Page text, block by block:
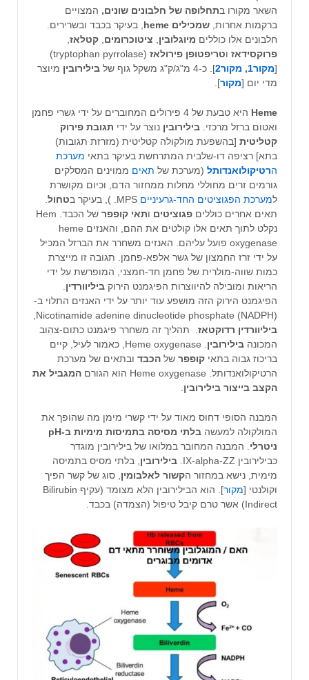
השאר מקורו בתחלופה של חלבונים שונים, המצויים
ברקמות אחרות, שמכילים heme
, בעיקר בכבד ובשרירים.
חלבונים אלו כוללים מיוגלובין ציטוכרומים קטלאז
פרוקסידאז וטריפטופן פירולאז
(tryptophan pyrrolase)
[מקור1 , מקור2 ]. כ-4 מ"ג/ק"ג משקל גוף של בילירובין מיוצר
מדי יום [מקור].
Heme
היא טבעת של 4 פירולים המחוברים על ידי גשרי פחמן
ואטום ברזל מרכזי. בילירובין נוצר על ידי תגובת פירוק
קטליטית [בהשפעת מולקולה קטליטית (מזרזת תגובות)
בתא] רציפה דו-שלבית המתרחשת בעיקר בתאי מערכת
הרטיקולואנדותל (מערכת של תאים ממוינים המסלקים
גורמים זרים מחוללי מחלות ממחזור הדם, וכיום מקושרת
למערכת הפגוציטים החד-גרעיניים טחול
תאים אחרים כוללים פגוציטים ותאי קופפר
של הכבד. Hem
נקלט לתוך תאים אלו קולטים את ההם, והאנזים heme
oxygenase פועל עליהם. האנזים משחרר את הברזל המכיל
על ידי זרז החמצון של גשר אלפא-פחמן. תגובה זו מייצרת
כמות שווה-מולרית של פחמן חד-חמצני, המופרשת על ידי
הריאות ומובילה להיווצרות הפיגמנט הירוק ביליוורדין
הפיגמנט הירוק הזה מושפע עוד יותר על ידי האנזים התלוי ב-
Nicotinamide adenine dinucleotide phosphate (NADPH),
ביליוורדין רדוקטאז . תהליך זה משחרר פיגמנט כתום-צהוב
המכונה בילירובין
. Heme oxygenase, כאמור לעיל, קיים
בריכוז גבוה בתאי קופפר של הכבד ובתאים של מערכת
הרטיקולואנדותל. Heme oxygenase הוא הגורם
המגביל את
הקצב בייצור בילירובין
המבנה הסופי דחוס מאוד על ידי קשרי מימן מה שהופך את
המולקולה למעשה
בלתי מסיסה בתמיסות מימיות ב-pH
ניטרלי. המבנה המחובר במלואו של בילירובין מוגדר
כבילירובין IX-alpha-ZZ.
בילירובין, בלתי מסיס בתמיסה
מימית, נישא במחזור הקשור לאלבומין, סוג של קשר הפיך
וקולנטי [מקור
]. הוא הבילירובין הלא מצומד (עקיף Bilirubin
Indirect) אשר טרם קיבל טיפול (הצמדה) בכבד.